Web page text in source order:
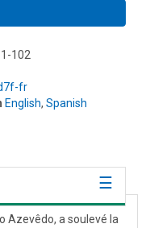
102
fr
English, Spanish
Azevêdo, a soulevé la